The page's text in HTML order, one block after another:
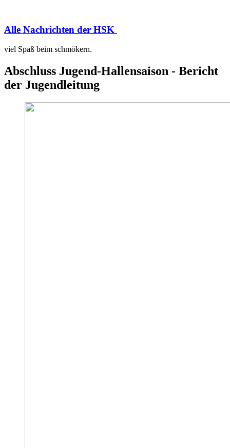
Alle Nachrichten der HSK
viel Spaß beim schmökern.
Abschluss Jugend-Hallensaison - Bericht
der Jugendleitung